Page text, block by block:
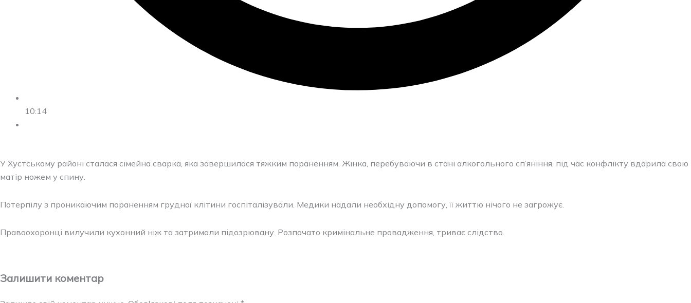
10:14
У Хустському районі сталася сімейна сварка, яка завершилася тяжким пораненням. Жінка, перебуваючи в стані алкогольного сп’яніння, під час конфлікту вдарила свою
матір ножем у спину.
Потерпілу з проникаючим пораненням грудної клітини госпіталізували. Медики надали необхідну допомогу, її життю нічого не загрожує.
Правоохоронці вилучили кухонний ніж та затримали підозрювану. Розпочато кримінальне провадження, триває слідство.
Залишити коментар